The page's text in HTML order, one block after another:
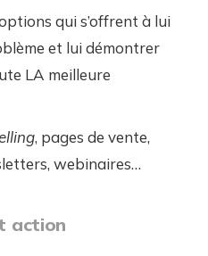
qui s’offrent à lui
et lui démontrer
LA meilleure
, pages de vente,
webinaires…
action